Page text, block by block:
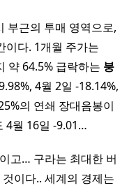
부근의 투매 영역으로,
이다. 1개월 주가는
약 64.5% 급락하는 붕
4월 2일 -18.14%,
의 연쇄 장대음봉이
4월 16일 -9.01…
고… 구라는 최대한 버
이다.. 세계의 경제는